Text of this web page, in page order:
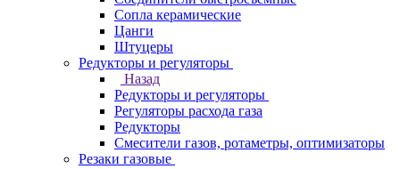
Сопла керамические
Цанги
Штуцеры
Редукторы и регуляторы
Назад
Редукторы и регуляторы
Регуляторы расхода газа
Редукторы
Смесители газов, ротаметры, оптимизаторы
Резаки газовые